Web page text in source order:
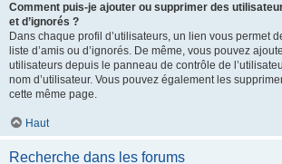
Comment puis-je ajouter ou supprimer des
et d’ignorés ?
Dans chaque profil d’utilisateurs, un lien vous permet
liste d’amis ou d’ignorés. De même, vous pouvez
utilisateurs depuis le panneau de contrôle de
nom d’utilisateur. Vous pouvez également les
cette même page.
Haut
Recherche dans les forums